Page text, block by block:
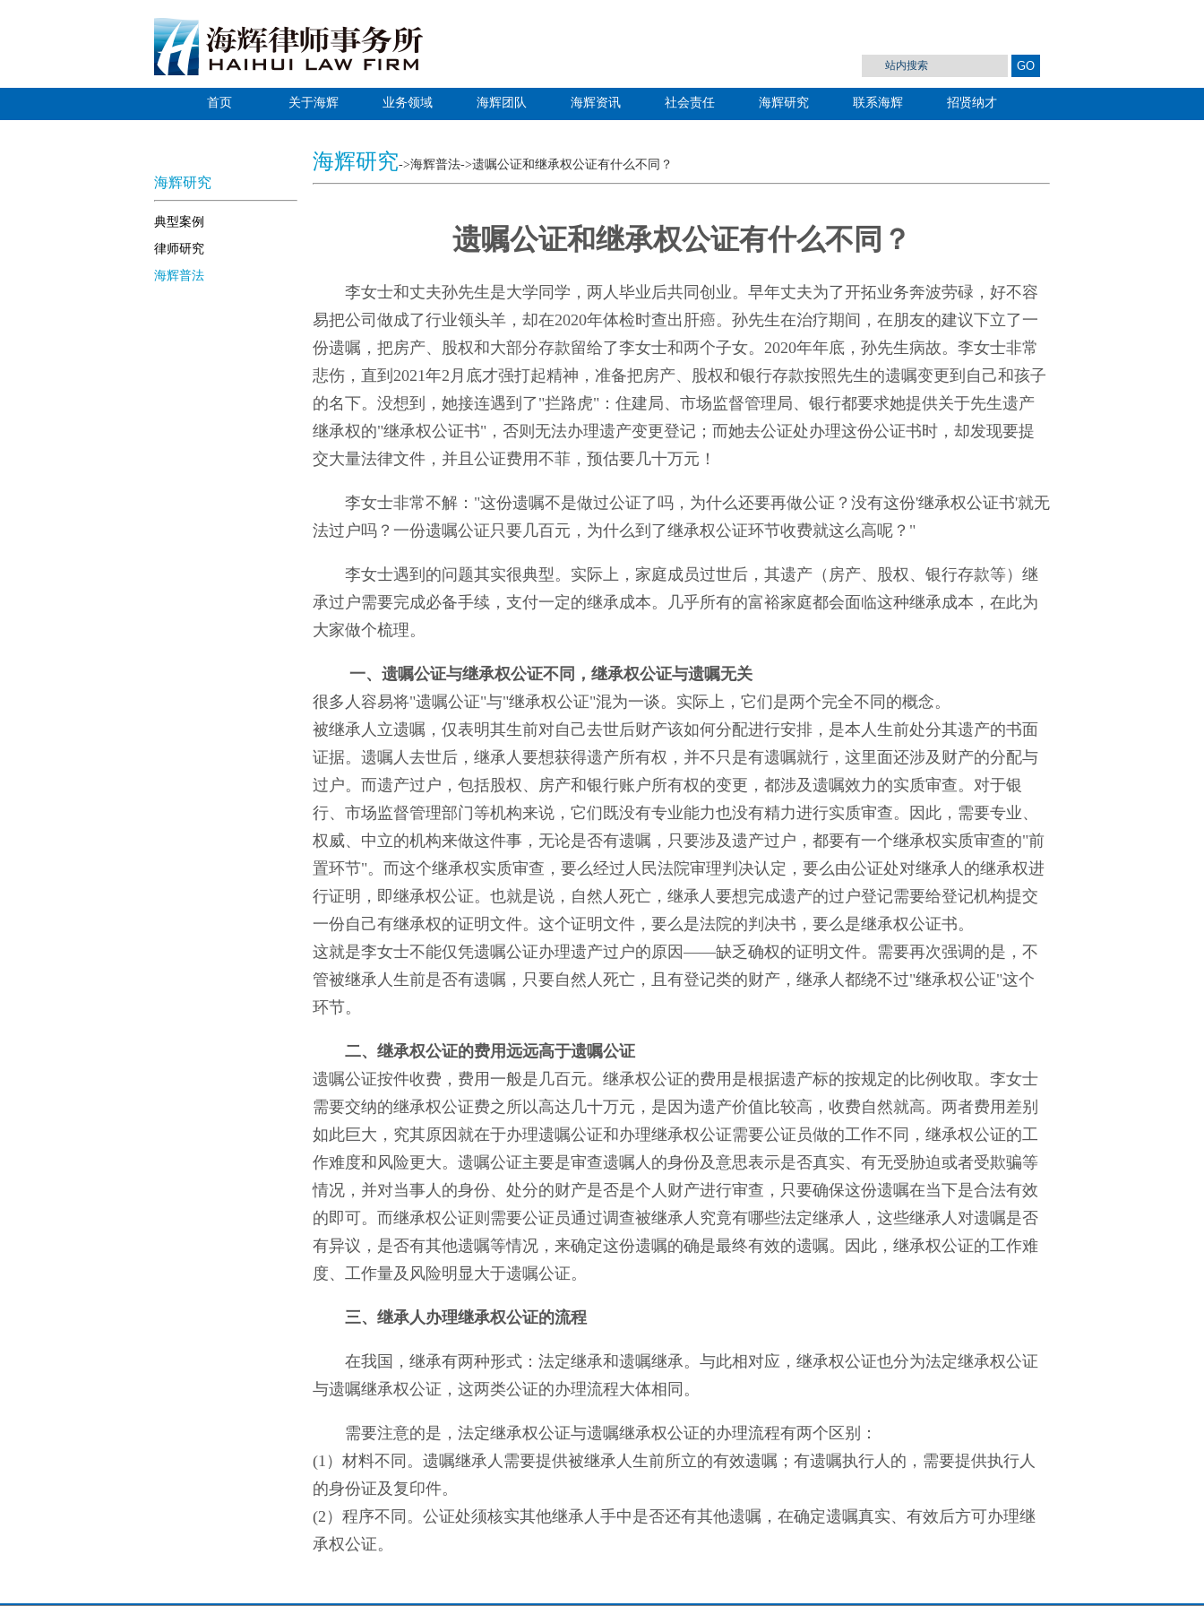
首页 关于海辉 业务领域 海辉团队 海辉资讯 社会责任 海辉研究 联系海辉 招贤纳才
海辉研究
典型案例
律师研究
海辉普法
海辉研究->海辉普法->遗嘱公证和继承权公证有什么不同？
遗嘱公证和继承权公证有什么不同？
李女士和丈夫孙先生是大学同学，两人毕业后共同创业。早年丈夫为了开拓业务奔波劳碌，好不容
易把公司做成了行业领头羊，却在2020年体检时查出肝癌。孙先生在治疗期间，在朋友的建议下立了一
份遗嘱，把房产、股权和大部分存款留给了李女士和两个子女。2020年年底，孙先生病故。李女士非常
悲伤，直到2021年2月底才强打起精神，准备把房产、股权和银行存款按照先生的遗嘱变更到自己和孩子
的名下。没想到，她接连遇到了"拦路虎"：住建局、市场监督管理局、银行都要求她提供关于先生遗产
继承权的"继承权公证书"，否则无法办理遗产变更登记；而她去公证处办理这份公证书时，却发现要提
交大量法律文件，并且公证费用不菲，预估要几十万元！
李女士非常不解："这份遗嘱不是做过公证了吗，为什么还要再做公证？没有这份'继承权公证书'就无
法过户吗？一份遗嘱公证只要几百元，为什么到了继承权公证环节收费就这么高呢？"
李女士遇到的问题其实很典型。实际上，家庭成员过世后，其遗产（房产、股权、银行存款等）继
承过户需要完成必备手续，支付一定的继承成本。几乎所有的富裕家庭都会面临这种继承成本，在此为
大家做个梳理。
一、遗嘱公证与继承权公证不同，继承权公证与遗嘱无关
很多人容易将"遗嘱公证"与"继承权公证"混为一谈。实际上，它们是两个完全不同的概念。
被继承人立遗嘱，仅表明其生前对自己去世后财产该如何分配进行安排，是本人生前处分其遗产的书面
证据。遗嘱人去世后，继承人要想获得遗产所有权，并不只是有遗嘱就行，这里面还涉及财产的分配与
过户。而遗产过户，包括股权、房产和银行账户所有权的变更，都涉及遗嘱效力的实质审查。对于银
行、市场监督管理部门等机构来说，它们既没有专业能力也没有精力进行实质审查。因此，需要专业、
权威、中立的机构来做这件事，无论是否有遗嘱，只要涉及遗产过户，都要有一个继承权实质审查的"前
置环节"。而这个继承权实质审查，要么经过人民法院审理判决认定，要么由公证处对继承人的继承权进
行证明，即继承权公证。也就是说，自然人死亡，继承人要想完成遗产的过户登记需要给登记机构提交
一份自己有继承权的证明文件。这个证明文件，要么是法院的判决书，要么是继承权公证书。
这就是李女士不能仅凭遗嘱公证办理遗产过户的原因——缺乏确权的证明文件。需要再次强调的是，不
管被继承人生前是否有遗嘱，只要自然人死亡，且有登记类的财产，继承人都绕不过"继承权公证"这个
环节。
二、继承权公证的费用远远高于遗嘱公证
遗嘱公证按件收费，费用一般是几百元。继承权公证的费用是根据遗产标的按规定的比例收取。李女士
需要交纳的继承权公证费之所以高达几十万元，是因为遗产价值比较高，收费自然就高。两者费用差别
如此巨大，究其原因就在于办理遗嘱公证和办理继承权公证需要公证员做的工作不同，继承权公证的工
作难度和风险更大。遗嘱公证主要是审查遗嘱人的身份及意思表示是否真实、有无受胁迫或者受欺骗等
情况，并对当事人的身份、处分的财产是否是个人财产进行审查，只要确保这份遗嘱在当下是合法有效
的即可。而继承权公证则需要公证员通过调查被继承人究竟有哪些法定继承人，这些继承人对遗嘱是否
有异议，是否有其他遗嘱等情况，来确定这份遗嘱的确是最终有效的遗嘱。因此，继承权公证的工作难
度、工作量及风险明显大于遗嘱公证。
三、继承人办理继承权公证的流程
在我国，继承有两种形式：法定继承和遗嘱继承。与此相对应，继承权公证也分为法定继承权公证
与遗嘱继承权公证，这两类公证的办理流程大体相同。
需要注意的是，法定继承权公证与遗嘱继承权公证的办理流程有两个区别：
(1）材料不同。遗嘱继承人需要提供被继承人生前所立的有效遗嘱；有遗嘱执行人的，需要提供执行人
的身份证及复印件。
(2）程序不同。公证处须核实其他继承人手中是否还有其他遗嘱，在确定遗嘱真实、有效后方可办理继
承权公证。